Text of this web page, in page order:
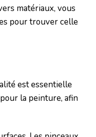
matériaux, vous
pour trouver celle
est essentielle
la peinture, afin